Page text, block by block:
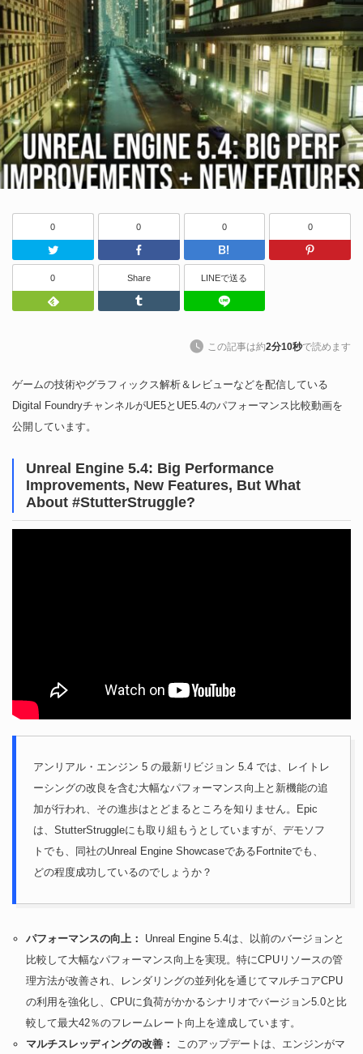
0
Twitter
0
Facebook
0
はてなブッ
0
0
Feedly
Share
Tumblr
LINEで送る
この記事は約2分10秒で読めます
ゲームの技術やグラフィックス解析＆レビューなどを配信している
Digital FoundryチャンネルがUE5とUE5.4のパフォーマンス比較動画を
公開しています。
Unreal Engine 5.4: Big Performance
Improvements, New Features, But What
About #StutterStruggle?
アンリアル・エンジン 5 の最新リビジョン 5.4 では、レイトレ
ーシングの改良を含む大幅なパフォーマンス向上と新機能の追
加が行われ、その進歩はとどまるところを知りません。Epic
は、StutterStruggleにも取り組もうとしていますが、デモソフ
トでも、同社のUnreal Engine ShowcaseであるFortniteでも、
どの程度成功しているのでしょうか？
パフォーマンスの向上：
Unreal Engine 5.4は、以前のバージョンと
比較して大幅なパフォーマンス向上を実現。特にCPUリソースの管
理方法が改善され、レンダリングの並列化を通じてマルチコアCPU
の利用を強化し、CPUに負荷がかかるシナリオでバージョン5.0と比
較して最大42％のフレームレート向上を達成しています。
マルチスレッディングの改善：
このアップデートは、エンジンがマ